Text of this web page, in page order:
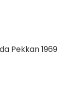
Pekkan 1969